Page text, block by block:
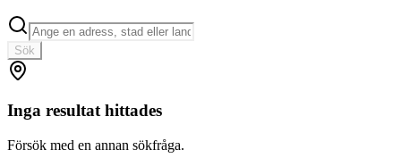
Sök
Inga resultat hittades
Försök med en annan sökfråga.